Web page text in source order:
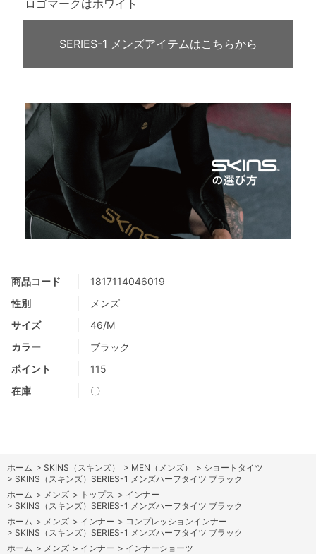
商品コード
1817114046019
性別
メンズ
サイズ
46/M
カラー
ブラック
ポイント
115
在庫
〇
ロゴマークはホワイト
SERIES-1 メンズアイテムはこちらから
ホーム > SKINS（スキンズ） > MEN（メンズ） > ショートタイツ
> SKINS（スキンズ）SERIES-1 メンズハーフタイツ ブラック
ホーム > メンズ > トップス > インナー
> SKINS（スキンズ）SERIES-1 メンズハーフタイツ ブラック
ホーム > メンズ > インナー > コンプレッションインナー
> SKINS（スキンズ）SERIES-1 メンズハーフタイツ ブラック
ホーム > メンズ > インナー > インナーショーツ